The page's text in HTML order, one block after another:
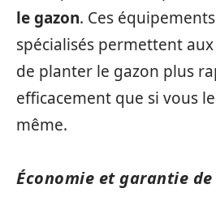
le gazon. Ces
spécialisés permettent
de planter le gazon plus
efficacement que si vous
même.
Économie et garantie